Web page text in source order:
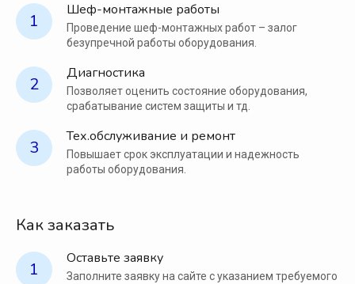
1
Шеф-монтажные работы
Проведение шеф-монтажных работ – залог
безупречной работы оборудования.
2
Диагностика
Позволяет оценить состояние оборудования,
срабатывание систем защиты и тд.
3
Тех.обслуживание и ремонт
Повышает срок эксплуатации и надежность
работы оборудования.
Как заказать
1
Оставьте заявку
Заполните заявку на сайте с указанием требуемого